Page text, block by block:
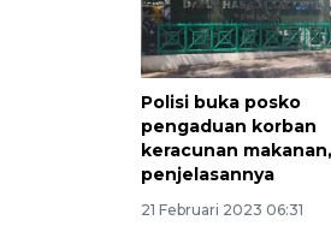
Polisi buka posko
pengaduan korban
keracunan
penjelasannya
21 Februari 2023 06:31